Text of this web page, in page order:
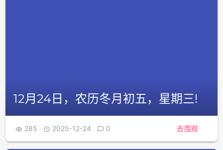
12月24日，农历冬月初五，星期三!
 285  2025-12-24  0 去围观